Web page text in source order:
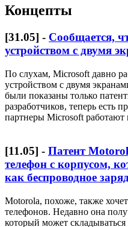
Концепты
[31.05] - Сообщается,
устройством с двумя
По слухам, Microsoft давно
устройством с двумя
были показаны только
разработчиков, теперь есть
партнеры Microsoft
[11.05] - Патент
телефон с корпусом,
как беспроводное
Motorola, похоже, также
телефонов. Недавно она
который может